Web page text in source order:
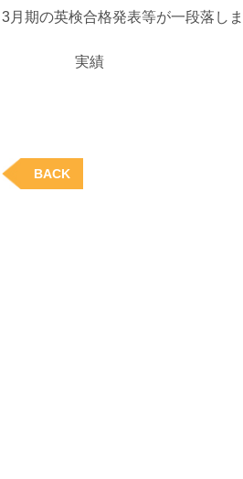
3月期の英検合格発表等が一段落し
実績
BACK